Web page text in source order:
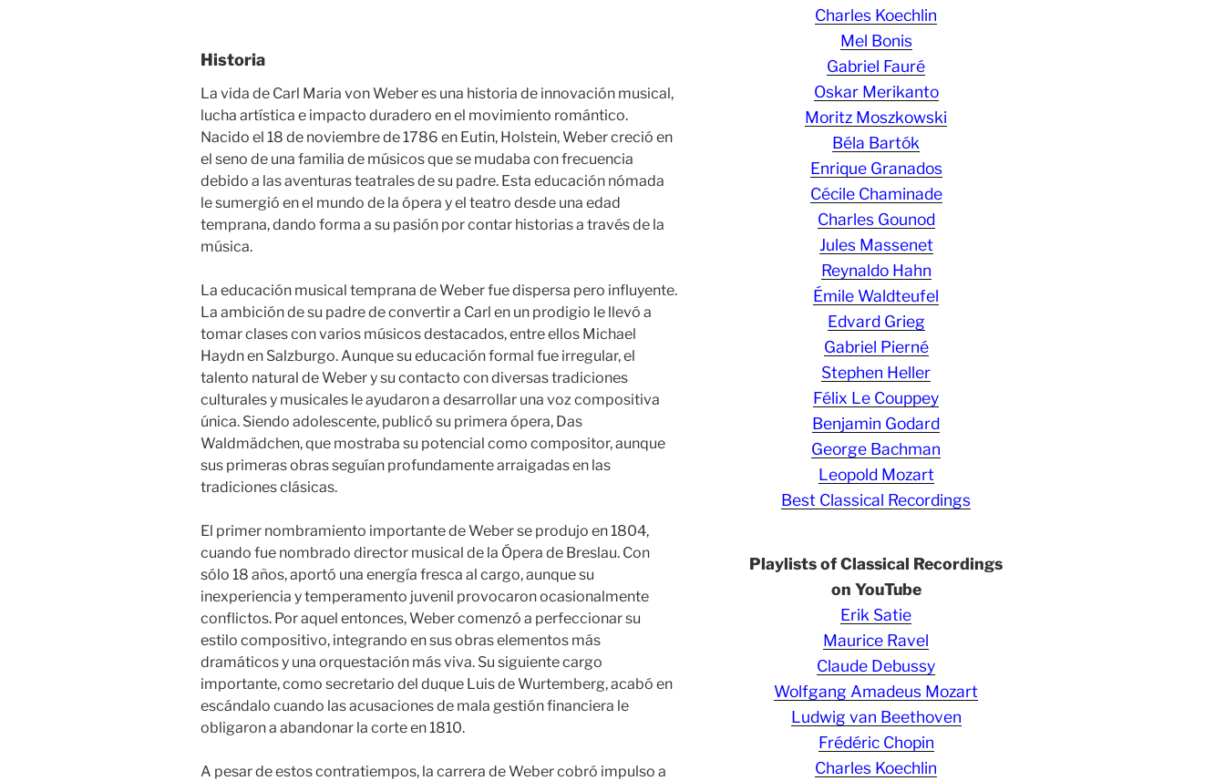
Historia
La vida de Carl Maria von Weber es una historia de innovación musical,
lucha artística e impacto duradero en el movimiento romántico.
Nacido el 18 de noviembre de 1786 en Eutin, Holstein, Weber creció en
el seno de una familia de músicos que se mudaba con frecuencia
debido a las aventuras teatrales de su padre. Esta educación nómada
le sumergió en el mundo de la ópera y el teatro desde una edad
temprana, dando forma a su pasión por contar historias a través de la
música.
La educación musical temprana de Weber fue dispersa pero influyente.
La ambición de su padre de convertir a Carl en un prodigio le llevó a
tomar clases con varios músicos destacados, entre ellos Michael
Haydn en Salzburgo. Aunque su educación formal fue irregular, el
talento natural de Weber y su contacto con diversas tradiciones
culturales y musicales le ayudaron a desarrollar una voz compositiva
única. Siendo adolescente, publicó su primera ópera, Das
Waldmädchen, que mostraba su potencial como compositor, aunque
sus primeras obras seguían profundamente arraigadas en las
tradiciones clásicas.
El primer nombramiento importante de Weber se produjo en 1804,
cuando fue nombrado director musical de la Ópera de Breslau. Con
sólo 18 años, aportó una energía fresca al cargo, aunque su
inexperiencia y temperamento juvenil provocaron ocasionalmente
conflictos. Por aquel entonces, Weber comenzó a perfeccionar su
estilo compositivo, integrando en sus obras elementos más
dramáticos y una orquestación más viva. Su siguiente cargo
importante, como secretario del duque Luis de Wurtemberg, acabó en
escándalo cuando las acusaciones de mala gestión financiera le
obligaron a abandonar la corte en 1810.
A pesar de estos contratiempos, la carrera de Weber cobró impulso a
Charles Koechlin
Mel Bonis
Gabriel Fauré
Oskar Merikanto
Moritz Moszkowski
Béla Bartók
Enrique Granados
Cécile Chaminade
Charles Gounod
Jules Massenet
Reynaldo Hahn
Émile Waldteufel
Edvard Grieg
Gabriel Pierné
Stephen Heller
Félix Le Couppey
Benjamin Godard
George Bachman
Leopold Mozart
Best Classical Recordings
Playlists of Classical Recordings
on YouTube
Erik Satie
Maurice Ravel
Claude Debussy
Wolfgang Amadeus Mozart
Ludwig van Beethoven
Frédéric Chopin
Charles Koechlin